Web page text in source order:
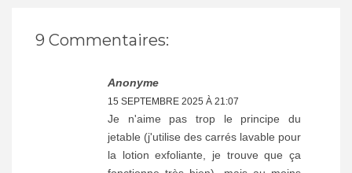
9 Commentaires:
Anonyme
15 SEPTEMBRE 2025 À 21:07
Je n'aime pas trop le principe du
jetable (j'utilise des carrés lavable pour
la lotion exfoliante, je trouve que ça